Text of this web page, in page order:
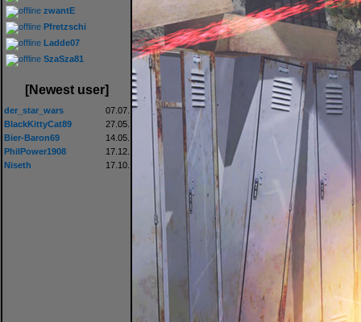
zwantE
Pfretzschi
Ladde07
SzaSza81
[Newest user]
der_star_wars
07.07.
BlackKittyCat89
27.05.
Bier-Baron69
14.05.
PhilPower1908
17.12.
Niseth
17.10.